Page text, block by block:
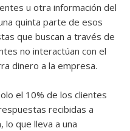
u otra información del
quinta parte de esos
que buscan a través de
no interactúan con el
dinero a la empresa.
el 10% de los clientes
recibidas a
lo que lleva a una